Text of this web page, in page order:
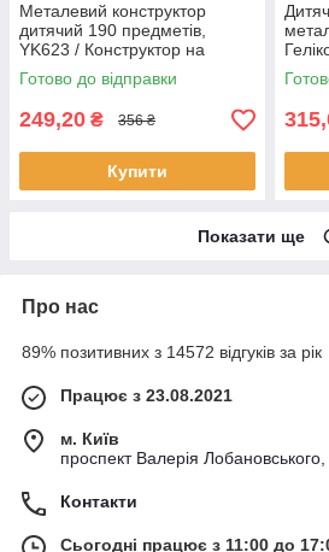
Металевий конструктор
дитячий 190 предметів,
YK623 / Конструктор на
шурупах / Залізний
конструктор скрутка
Готово до відправки
249,20 ₴ 356 ₴
Купити
Показати ще
Про нас
89% позитивних з 14572 відгуків за рік
Працює з 23.08.2021
м. Київ
проспект Валерія Лобановського,
Контакти
Сьогодні працює з 11:00 до